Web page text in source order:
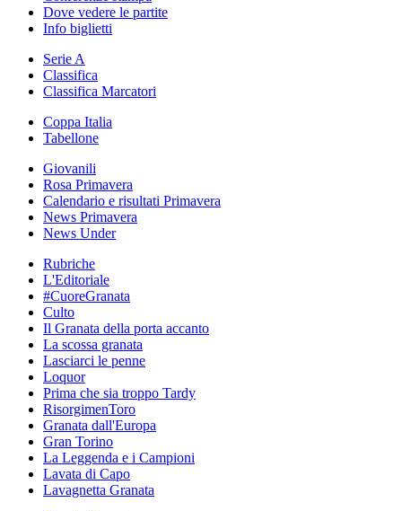
Dove vedere le partite
Info biglietti
Serie A
Classifica
Classifica Marcatori
Coppa Italia
Tabellone
Giovanili
Rosa Primavera
Calendario e risultati Primavera
News Primavera
News Under
Rubriche
L'Editoriale
#CuoreGranata
Culto
Il Granata della porta accanto
La scossa granata
Lasciarci le penne
Loquor
Prima che sia troppo Tardy
RisorgimenToro
Granata dall'Europa
Gran Torino
La Leggenda e i Campioni
Lavata di Capo
Lavagnetta Granata